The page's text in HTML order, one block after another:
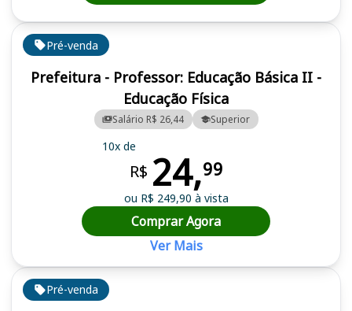
Pré-venda
Pré-venda
Prefeitura - Professor: Educação Básica II -
Educação Física
Salário R$ 26,44 Superior
10x de
R$ 24,99
ou R$ 249,90 à vista
Comprar Agora
Ver Mais